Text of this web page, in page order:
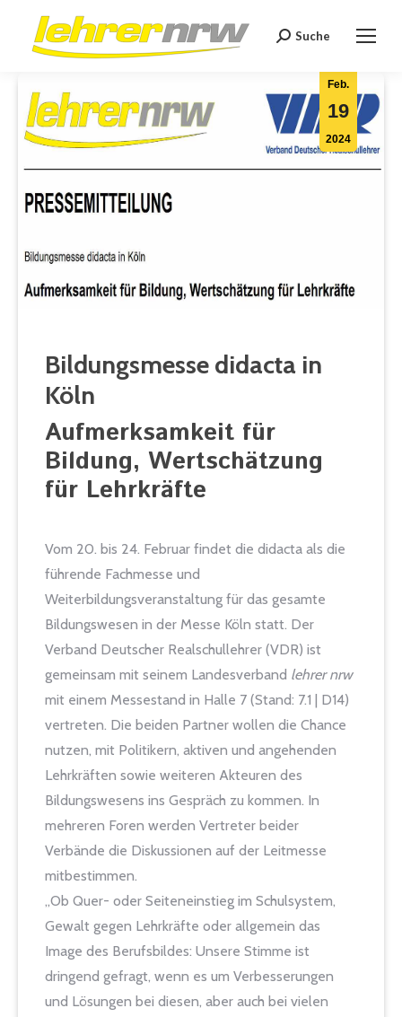
Search:
Suche
Feb.
19
2024
Bildungsmesse didacta in
Köln
Aufmerksamkeit für
Bildung, Wertschätzung
für Lehrkräfte
Vom 20. bis 24. Februar findet die didacta als die
führende Fachmesse und
Weiterbildungsveranstaltung für das gesamte
Bildungswesen in der Messe Köln statt. Der
Verband Deutscher Realschullehrer (VDR) ist
gemeinsam mit seinem Landesverband lehrer nrw
mit einem Messestand in Halle 7 (Stand: 7.1 | D14)
vertreten. Die beiden Partner wollen die Chance
nutzen, mit Politikern, aktiven und angehenden
Lehrkräften sowie weiteren Akteuren des
Bildungswesens ins Gespräch zu kommen. In
mehreren Foren werden Vertreter beider
Verbände die Diskussionen auf der Leitmesse
mitbestimmen.
„Ob Quer- oder Seiteneinstieg im Schulsystem,
Gewalt gegen Lehrkräfte oder allgemein das
Image des Berufsbildes: Unsere Stimme ist
dringend gefragt, wenn es um Verbesserungen
und Lösungen bei diesen, aber auch bei vielen